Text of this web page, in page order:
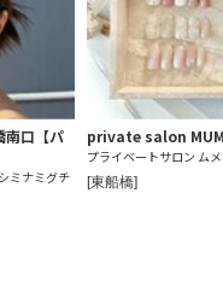
口【パ
ミナミグチ
private salon
プライベートサロン ム
[東船橋]